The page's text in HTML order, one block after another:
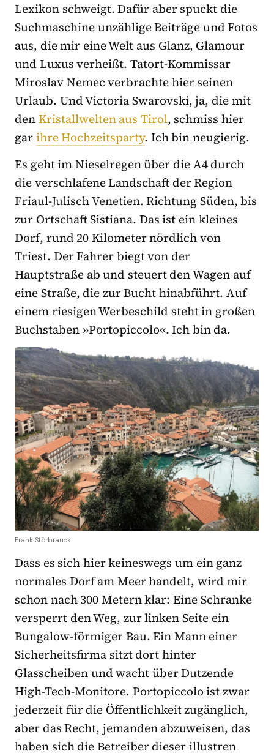
Lexikon schweigt. Dafür aber spuckt die
Suchmaschine unzählige Beiträge und Fotos
aus, die mir eine Welt aus Glanz, Glamour
und Luxus verheißt. Tatort-Kommissar
Miroslav Nemec verbrachte hier seinen
Urlaub. Und Victoria Swarovski, ja, die mit
denKristallwelten aus Tirol, schmiss hier
garihre Hochzeitsparty. Ich bin neugierig.
Es geht im Nieselregen über die A4 durch
die verschlafene Landschaft der Region
Friaul-Julisch Venetien. Richtung Süden, bis
zur Ortschaft Sistiana. Das ist ein kleines
Dorf, rund 20 Kilometer nördlich von
Triest. Der Fahrer biegt von der
Hauptstraße ab und steuert den Wagen auf
eine Straße, die zur Bucht hinabführt. Auf
einem riesigen Werbeschild steht in großen
Buchstaben »Portopiccolo«. Ich bin da.
Frank Störbrauck
Dass es sich hier keineswegs um ein ganz
normales Dorf am Meer handelt, wird mir
schon nach 300 Metern klar: Eine Schranke
versperrt den Weg, zur linken Seite ein
Bungalow-förmiger Bau. Ein Mann einer
Sicherheitsfirma sitzt dort hinter
Glasscheiben und wacht über Dutzende
High-Tech-Monitore. Portopiccolo ist zwar
jederzeit für die Öffentlichkeit zugänglich,
aber das Recht, jemanden abzuweisen, das
haben sich die Betreiber dieser illustren